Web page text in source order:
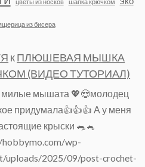
из бисера
кПЛЮШЕВАЯ МЫШКА
(ВИДЕО ТУТОРИАЛ)
милые мышата 💖😍молодец
придумала👍👍👍 А у меня
крыски 🐀🐁
wp-
uploads/2025/09/post-crochet-